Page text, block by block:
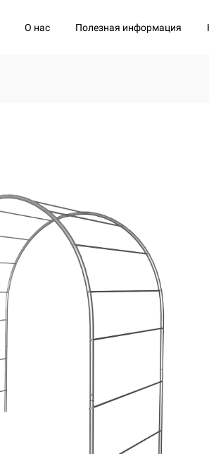
О нас Полезная информация